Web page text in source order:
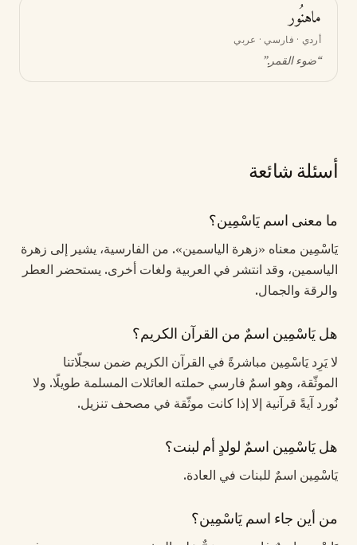
ماهنُور
أردي · فارسي · عربي
“ضوء القمر.”
أسئلة شائعة
ما معنى اسم يَاسْمِين؟
يَاسْمِين معناه «زهرة الياسمين». من الفارسية، يشير إلى زهرة
الياسمين، وقد انتشر في العربية ولغات أخرى. يستحضر العطر
والرقة والجمال.
هل يَاسْمِين اسمٌ من القرآن الكريم؟
لا يَرِد يَاسْمِين مباشرةً في القرآن الكريم ضمن سجلّاتنا
الموثّقة، وهو اسمٌ فارسي حملته العائلات المسلمة طويلًا. ولا
نُورد آيةً قرآنية إلا إذا كانت موثّقة في مصحف تنزيل.
هل يَاسْمِين اسمٌ لولدٍ أم لبنت؟
يَاسْمِين اسمٌ للبنات في العادة.
من أين جاء اسم يَاسْمِين؟